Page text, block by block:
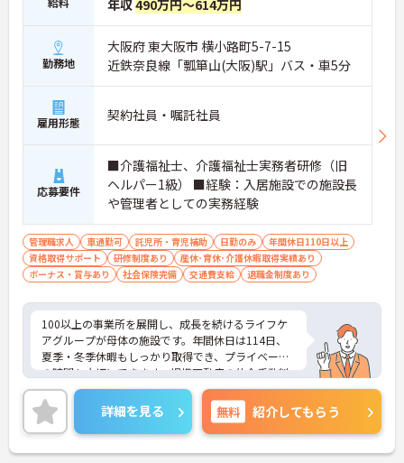
年収490万円～614万円
勤務地
大阪府 東大阪市 横小路町5-7-15
近鉄奈良線「瓢箪山(大阪)駅」バス・車5分
雇用形態 契約社員・嘱託社員
応募要件
■介護福祉士、介護福祉士実務者研修（旧
ヘルパー1級） ■経験：入居施設での施設長
や管理者としての実務経験
管理職求人 車通勤可 託児所・育児補助 日勤のみ
年間休日110日以上
資格取得サポート
研修制度あり
産休･育休･介護休暇取得実績あり
ボーナス・賞与あり
社会保険完備 交通費支給 退職金制度あり
100以上の事業所を展開し、成長を続けるライフケ
アグループが母体の施設です。年間休日は114日、
夏季・冬季休暇もしっかり取得でき、プライベート
の時間も大切にできます。提携不動産の仲介手数料
無料や企業主導型保育園の社員割引、鍼灸整骨院の
無料診療など、同法人ならではのユニークな福利厚
生も魅力です。「仕事を楽しむ」をモットーに、ア
ットホームでゆったりとした雰囲気のなか、あなた
の意見やアイデアを活かせます。資格取得支援やキ
詳細を見る 無料 紹介してもらう